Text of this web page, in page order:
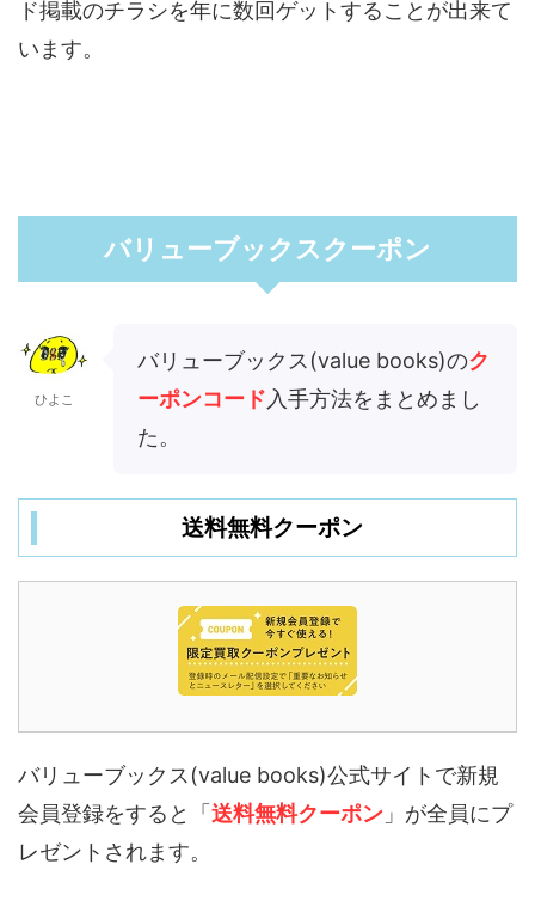
ド掲載のチラシを年に数回ゲットすることが出来て
います。
バリューブックスクーポン
ひよこ
バリューブックス(value books)のク
ーポンコード 入手方法をまとめまし
た。
送料無料クーポン
バリューブックス(value books)公式サイトで新規
会員登録をすると「 送料無料クーポン 」が全員にプ
レゼントされます。